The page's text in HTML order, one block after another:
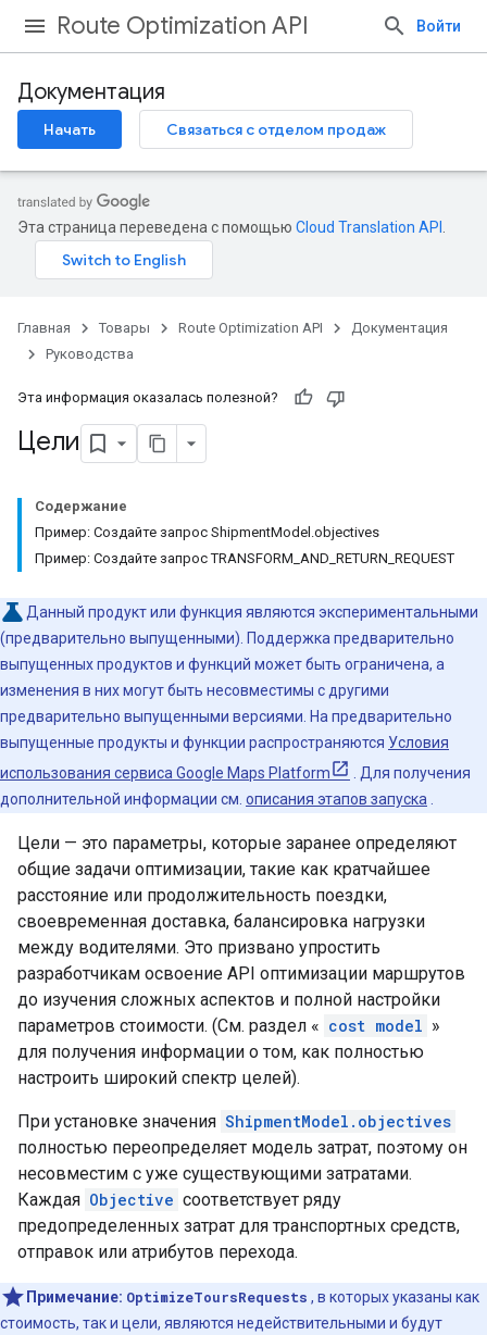
Route Optimization API Войти
Документация
Начать Связаться с отделом продаж
Эта страница переведена с помощью Cloud Translation API
Главная Товары Route Optimization API
Документация
Руководства
Эта информация оказалась полезной?
Цели
Содержание
Пример: Создайте запрос ShipmentModel.objectives
Пример: Создайте запрос TRANSFORM_AND_RETURN_REQUEST
Данный продукт или функция являются экспериментальными
(предварительно выпущенными). Поддержка предварительно
выпущенных продуктов и функций может быть ограничена, а
изменения в них могут быть несовместимы с другими
предварительно выпущенными версиями. На предварительно
выпущенные продукты и функции распространяются Условия
использования сервиса Google Maps Platform
. Для получения
дополнительной информации см. описания этапов запуска
Цели — это параметры, которые заранее определяют
общие задачи оптимизации, такие как кратчайшее
расстояние или продолжительность поездки,
своевременная доставка, балансировка нагрузки
между водителями. Это призвано упростить
разработчикам освоение API оптимизации маршрутов
до изучения сложных аспектов и полной настройки
параметров стоимости. (См. раздел « cost model »
для получения информации о том, как полностью
настроить широкий спектр целей).
При установке значения ShipmentModel.objectives
полностью переопределяет модель затрат, поэтому он
несовместим с уже существующими затратами.
Каждая Objective соответствует ряду
предопределенных затрат для транспортных средств,
отправок или атрибутов перехода.
Примечание: OptimizeToursRequests , в которых указаны как
стоимость, так и цели, являются недействительными и будут